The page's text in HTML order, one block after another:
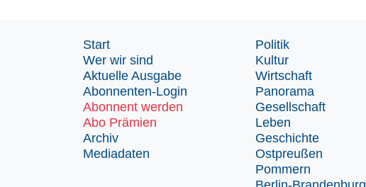
Start
Wer wir sind
Aktuelle Ausgabe
Abonnenten-Login
Abonnent werden
Abo Prämien
Archiv
Mediadaten
Politik
Kultur
Wirtschaft
Panorama
Gesellschaft
Leben
Geschichte
Ostpreußen
Pommern